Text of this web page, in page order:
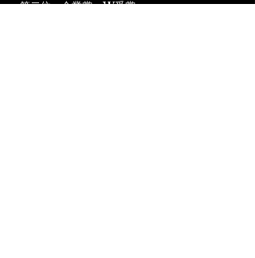
第二位、企業賞 W受賞